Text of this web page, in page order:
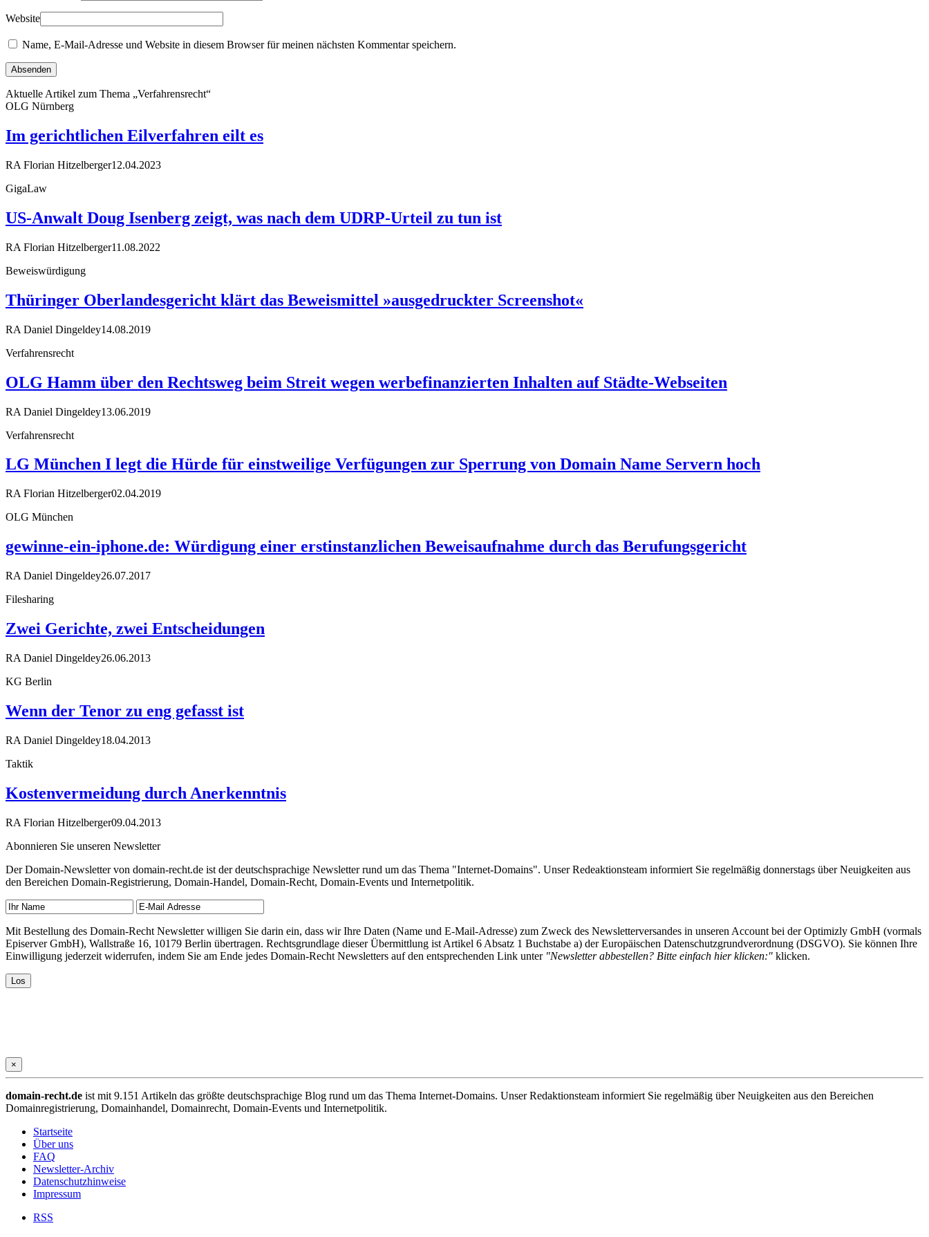
Website
Name, E-Mail-Adresse und Website in diesem Browser für meinen nächsten Kommentar speichern.
Aktuelle Artikel zum Thema „Verfahrensrecht“
OLG Nürnberg
Im gerichtlichen Eilverfahren eilt es
RA Florian Hitzelberger12.04.2023
GigaLaw
US-Anwalt Doug Isenberg zeigt, was nach dem UDRP-Urteil zu tun ist
RA Florian Hitzelberger11.08.2022
Beweiswürdigung
Thüringer Oberlandesgericht klärt das Beweismittel »ausgedruckter Screenshot«
RA Daniel Dingeldey14.08.2019
Verfahrensrecht
OLG Hamm über den Rechtsweg beim Streit wegen werbefinanzierten Inhalten auf Städte-Webseiten
RA Daniel Dingeldey13.06.2019
Verfahrensrecht
LG München I legt die Hürde für einstweilige Verfügungen zur Sperrung von Domain Name Servern hoch
RA Florian Hitzelberger02.04.2019
OLG München
gewinne-ein-iphone.de: Würdigung einer erstinstanzlichen Beweisaufnahme durch das Berufungsgericht
RA Daniel Dingeldey26.07.2017
Filesharing
Zwei Gerichte, zwei Entscheidungen
RA Daniel Dingeldey26.06.2013
KG Berlin
Wenn der Tenor zu eng gefasst ist
RA Daniel Dingeldey18.04.2013
Taktik
Kostenvermeidung durch Anerkenntnis
RA Florian Hitzelberger09.04.2013
Abonnieren Sie unseren Newsletter
Der Domain-Newsletter von domain-recht.de ist der deutschsprachige Newsletter rund um das Thema "Internet-Domains". Unser Redeaktionsteam informiert Sie regelmäßig donnerstags über Neuigkeiten aus
den Bereichen Domain-Registrierung, Domain-Handel, Domain-Recht, Domain-Events und Internetpolitik.
Mit Bestellung des Domain-Recht Newsletter willigen Sie darin ein, dass wir Ihre Daten (Name und E-Mail-Adresse) zum Zweck des Newsletterversandes in unseren Account bei der Optimizly GmbH (vormals
Episerver GmbH), Wallstraße 16, 10179 Berlin übertragen. Rechtsgrundlage dieser Übermittlung ist Artikel 6 Absatz 1 Buchstabe a) der Europäischen Datenschutzgrundverordnung (DSGVO). Sie können Ihre
Einwilligung jederzeit widerrufen, indem Sie am Ende jedes Domain-Recht Newsletters auf den entsprechenden Link unter "Newsletter abbestellen? Bitte einfach hier klicken:" klicken.
×
domain-recht.de ist mit 9.151 Artikeln das größte deutschsprachige Blog rund um das Thema Internet-Domains. Unser Redaktionsteam informiert Sie regelmäßig über Neuigkeiten aus den Bereichen
Domainregistrierung, Domainhandel, Domainrecht, Domain-Events und Internetpolitik.
Startseite
Über uns
FAQ
Newsletter-Archiv
Datenschutzhinweise
Impressum
RSS